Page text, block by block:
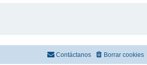
Borrar cookies
Contáctanos